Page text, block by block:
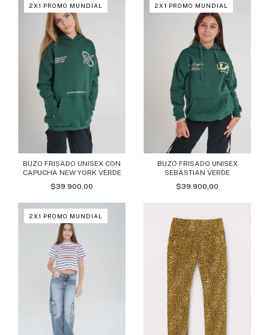
2X1 PROMO MUNDIAL
BUZO FRISADO UNISEX CON
CAPUCHA NEW YORK VERDE
$39.900,00
2X1 PROMO MUNDIAL
BUZO FRISADO UNISEX
SEBASTIAN VERDE
$39.900,00
2X1 PROMO MUNDIAL